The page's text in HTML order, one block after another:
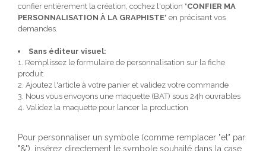
confier entièrement la création, cochez l'option "CONFIER MA
PERSONNALISATION À LA GRAPHISTE" en précisant vos
demandes.
Sans éditeur visuel:
1. Remplissez le formulaire de personnalisation sur la fiche
produit
2. Ajoutez l'article à votre panier et validez votre commande
3. Nous vous envoyons une maquette (BAT) sous 24h ouvrables
4. Validez la maquette pour lancer la production
Pour personnaliser un symbole (comme remplacer "et" par
"&"), insérez directement le symbole souhaité dans la case